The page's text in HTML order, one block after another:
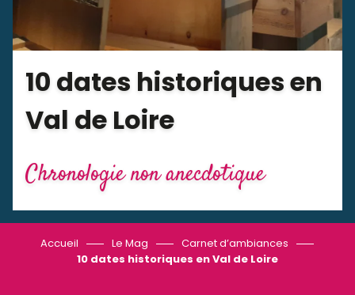
10 dates historiques en
Val de Loire
Chronologie non anecdotique
Accueil Le Mag
Carnet d’ambiances
10 dates historiques en Val de Loire